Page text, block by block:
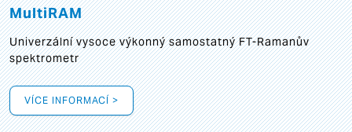
MultiRAM
Univerzální vysoce výkonný samostatný FT-Ramanův
spektrometr
VÍCE INFORMACÍ >